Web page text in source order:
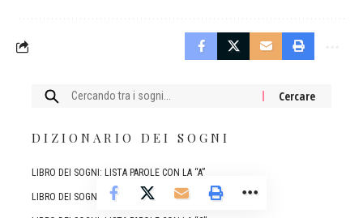
Cercare:
DIZIONARIO DEI SOGNI
LIBRO DEI SOGNI: LISTA PAROLE CON LA “A”
LIBRO DEI SOGNI: LISTA PAROLE CON LA “B”